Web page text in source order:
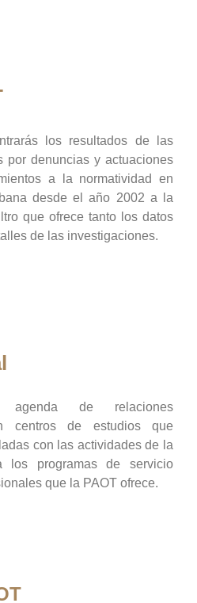
los resultados de las
por denuncias y actuaciones
a la normatividad en
desde el año 2002 a la
que ofrece tanto los datos
de las investigaciones.
de relaciones
centros de estudios que
con las actividades de la
los programas de servicio
que la PAOT ofrece.